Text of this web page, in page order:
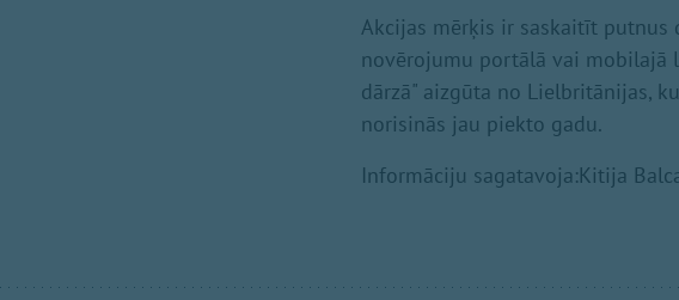
Akcijas mērķis ir saskaitīt putnus
novērojumu portālā vai mobilajā
dārzā" aizgūta no Lielbritānijas,
norisinās jau piekto gadu.
Informāciju sagatavoja:Kitija